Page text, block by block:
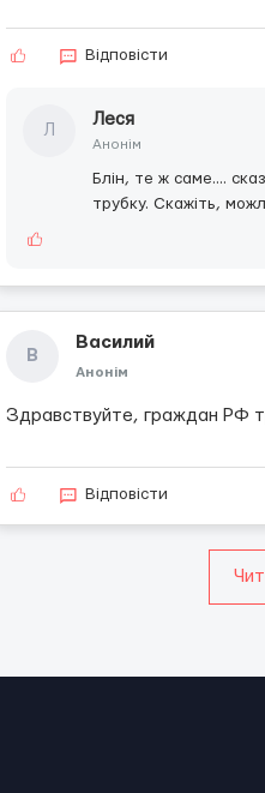
Відповісти
Л
Леся
Анонім
Блін, те ж саме....
трубку. Скажіть,
В
Василий
Анонім
Здравствуйте, граждан РФ
Відповісти